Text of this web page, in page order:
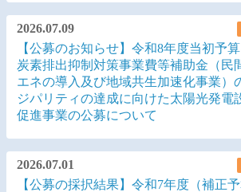
と今後の展望
2026.07.09
【公募のお知らせ】令和8年度当初予算
炭素排出抑制対策事業費等補助金（民
エネの導入及び地域共生加速化事業）
ジパリティの達成に向けた太陽光発電
促進事業の公募について